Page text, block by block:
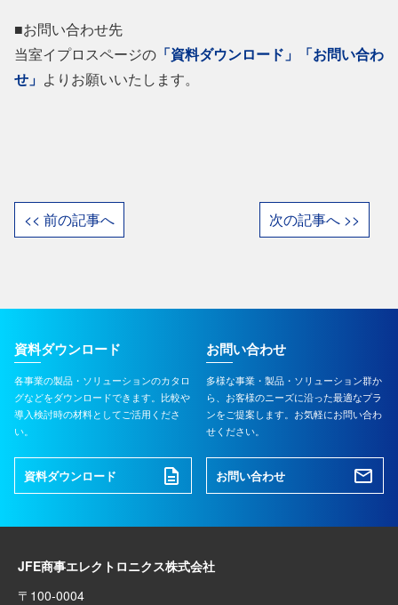
■お問い合わせ先
当室イプロスページの 「資料ダウンロード」
「お問い合わ
せ」 よりお願いいたします。
<< 前の記事へ 次の記事へ >>
資料ダウンロード
各事業の製品・ソリューションのカタロ
グなどをダウンロードできます。比較や
導入検討時の材料としてご活用くださ
い。
資料ダウンロード
お問い合わせ
多様な事業・製品・ソリューション群か
ら、お客様のニーズに沿った最適なプラ
ンをご提案します。お気軽にお問い合わ
せください。
お問い合わせ
JFE商事エレクトロニクス株式会社
〒100-0004